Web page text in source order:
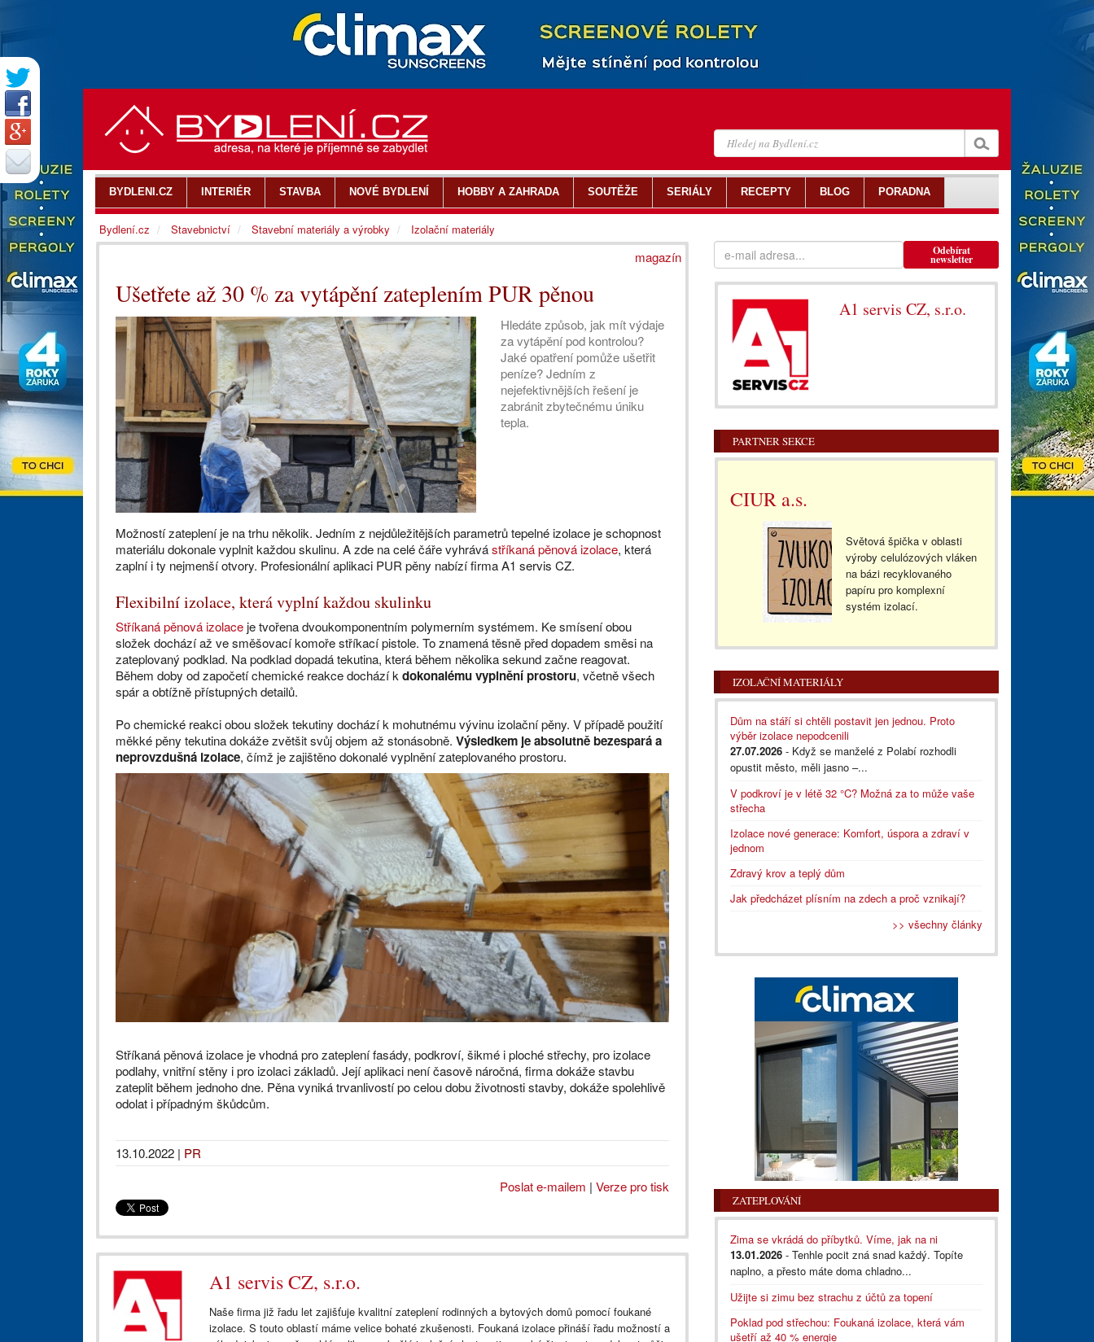
magazín
Ušetřete až 30 % za vytápění zateplením PUR pěnou
Hledáte způsob, jak mít výdaje
za vytápění pod kontrolou?
Jaké opatření pomůže ušetřit
peníze? Jedním z
nejefektivnějších řešení je
zabránit zbytečnému úniku
tepla.
Možností zateplení je na trhu několik. Jedním z nejdůležitějších parametrů tepelné izolace je schopnost
materiálu dokonale vyplnit každou skulinu. A zde na celé čáře vyhrávástříkaná pěnová izolace, která
zaplní i ty nejmenší otvory. Profesionální aplikaci PUR pěny nabízí firma A1 servis CZ.
Flexibilní izolace, která vyplní každou skulinku
Stříkaná pěnová izolace je tvořena dvoukomponentním polymerním systémem. Ke smísení obou
složek dochází až ve směšovací komoře stříkací pistole. To znamená těsně před dopadem směsi na
zateplovaný podklad. Na podklad dopadá tekutina, která během několika sekund začne reagovat.
Během doby od započetí chemické reakce dochází k dokonalému vyplnění prostoru, včetně všech
spár a obtížně přístupných detailů.
Po chemické reakci obou složek tekutiny dochází k mohutnému vývinu izolační pěny. V případě použití
měkké pěny tekutina dokáže zvětšit svůj objem až stonásobně. Výsledkem je absolutně bezespará a
neprovzdušná izolace, čímž je zajištěno dokonalé vyplnění zateplovaného prostoru.
Stříkaná pěnová izolace je vhodná pro zateplení fasády, podkroví, šikmé i ploché střechy, pro izolace
podlahy, vnitřní stěny i pro izolaci základů. Její aplikaci není časově náročná, firma dokáže stavbu
zateplit během jednoho dne. Pěna vyniká trvanlivostí po celou dobu životnosti stavby, dokáže spolehlivě
odolat i případným škůdcům.
13.10.2022 | PR
Poslat e-mailem | Verze pro tisk
A1 servis CZ, s.r.o.
Naše firma již řadu let zajišťuje kvalitní zateplení rodinných a bytových domů pomocí foukané
izolace. S touto oblastí máme velice bohaté zkušenosti. Foukaná izolace přináší řadu možností a
Odebírat
newsletter
A1 servis CZ, s.r.o.
PARTNER SEKCE
CIUR a.s.
Světová špička v oblasti
výroby celulózových vláken
na bázi recyklovaného
papíru pro komplexní
systém izolací.
IZOLAČNÍ MATERIÁLY
Dům na stáří si chtěli postavit jen jednou. Proto
výběr izolace nepodcenili
27.07.2026 - Když se manželé z Polabí rozhodli
opustit město, měli jasno –...
V podkroví je v létě 32 °C? Možná za to může vaše
střecha
Izolace nové generace: Komfort, úspora a zdraví v
jednom
Zdravý krov a teplý dům
Jak předcházet plísním na zdech a proč vznikají?
>> všechny články
ZATEPLOVÁNÍ
Zima se vkrádá do příbytků. Víme, jak na ni
13.01.2026 - Tenhle pocit zná snad každý. Topíte
naplno, a přesto máte doma chladno...
Užijte si zimu bez strachu z účtů za topení
Poklad pod střechou: Foukaná izolace, která vám
ušetří až 40 % energie
BYDLENI.CZ INTERIÉR STAVBA NOVÉ BYDLENÍ HOBBY A ZAHRADA SOUTĚŽE SERIÁLY RECEPTY BLOG PORADNA
Bydlení.cz Stavebnictví Stavební materiály a výrobky Izolační materiály